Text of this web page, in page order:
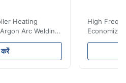
Heating
Arc Welding
Introduction
usually laid
of the furnace
करें
High
Product
industrial